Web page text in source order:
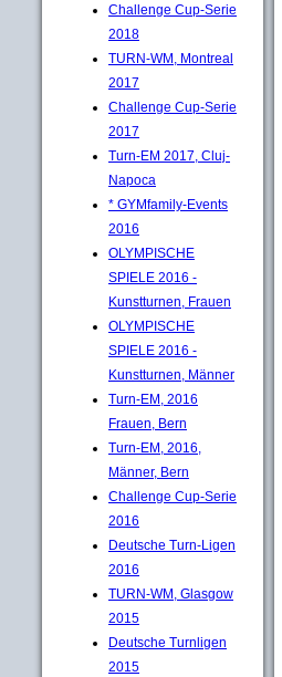
Challenge Cup-Serie
2018
TURN-WM, Montreal
2017
Challenge Cup-Serie
2017
Turn-EM 2017, Cluj-
Napoca
* GYMfamily-Events
2016
OLYMPISCHE
SPIELE 2016 -
Kunstturnen, Frauen
OLYMPISCHE
SPIELE 2016 -
Kunstturnen, Männer
Turn-EM, 2016
Frauen, Bern
Turn-EM, 2016,
Männer, Bern
Challenge Cup-Serie
2016
Deutsche Turn-Ligen
2016
TURN-WM, Glasgow
2015
Deutsche Turnligen
2015